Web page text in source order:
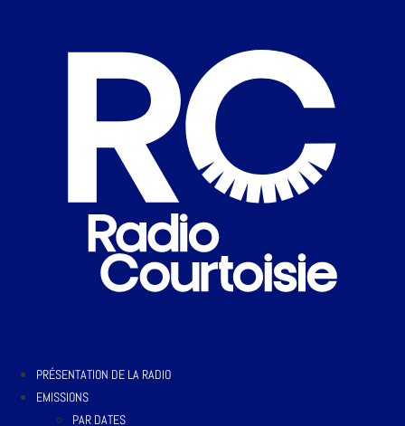
PRÉSENTATION DE LA RADIO
EMISSIONS
PAR DATES